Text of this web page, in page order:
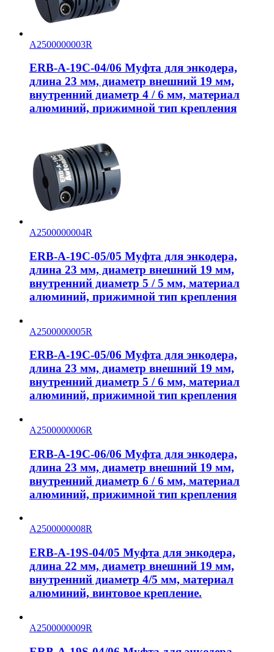
A2500000003R
ERB-A-19C-04/06 Муфта для энкодера,
длина 23 мм, диаметр внешний 19 мм,
внутренний диаметр 4 / 6 мм, материал
алюминий, прижимной тип крепления
A2500000004R
ERB-A-19C-05/05 Муфта для энкодера,
длина 23 мм, диаметр внешний 19 мм,
внутренний диаметр 5 / 5 мм, материал
алюминий, прижимной тип крепления
A2500000005R
ERB-A-19C-05/06 Муфта для энкодера,
длина 23 мм, диаметр внешний 19 мм,
внутренний диаметр 5 / 6 мм, материал
алюминий, прижимной тип крепления
A2500000006R
ERB-A-19C-06/06 Муфта для энкодера,
длина 23 мм, диаметр внешний 19 мм,
внутренний диаметр 6 / 6 мм, материал
алюминий, прижимной тип крепления
A2500000008R
ERB-A-19S-04/05 Муфта для энкодера,
длина 22 мм, диаметр внешний 19 мм,
внутренний диаметр 4/5 мм, материал
алюминий, винтовое крепление.
A2500000009R